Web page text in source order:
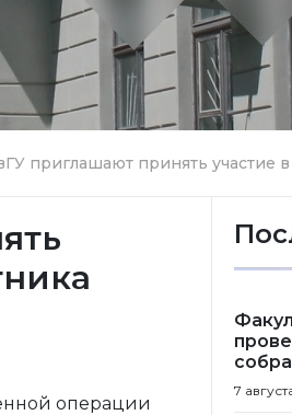
приглашают принять участие в
операции
7